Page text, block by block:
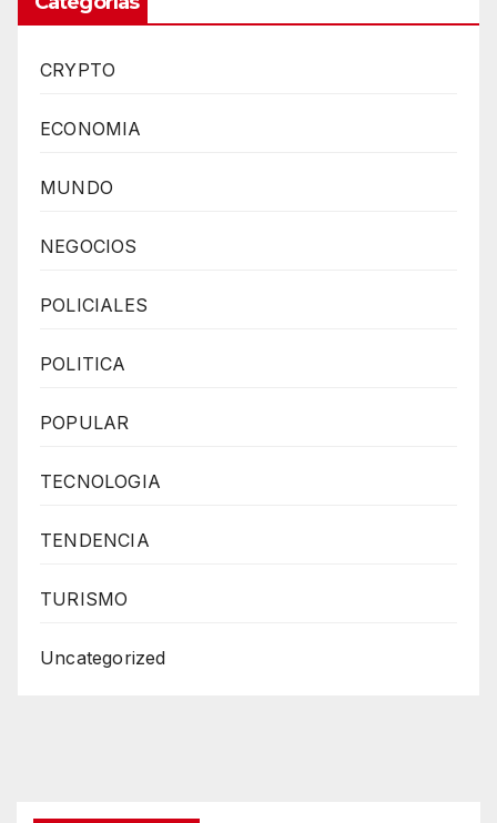
CRYPTO
ECONOMIA
MUNDO
NEGOCIOS
POLICIALES
POLITICA
POPULAR
TECNOLOGIA
TENDENCIA
TURISMO
Uncategorized